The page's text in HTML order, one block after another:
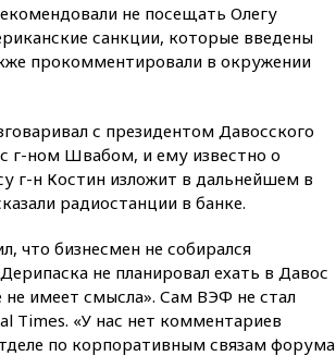
Бессент
анонсировал скорое
соглашение о прекращении
получили ножевые ранения
при нападении в Чехии
Путин поручил
выделить средства на новые
области
вчера, 21:56
The Atlantic: Маск
отказал Украине в
использовании Starlink для
атак вглубь РФ
не посещать Олегу
санкции, которые введены
прокомментировали в окружении
с президентом Давосского
г-ном Швабом, и ему известно о
г-н Костин изложит в дальнейшем в
радиостанции в банке.
что бизнесмен не собирался
не планировал ехать в Давос
имеет смысла». Сам ВЭФ не стал
Times. «У нас нет комментариев
по корпоративным связам форума